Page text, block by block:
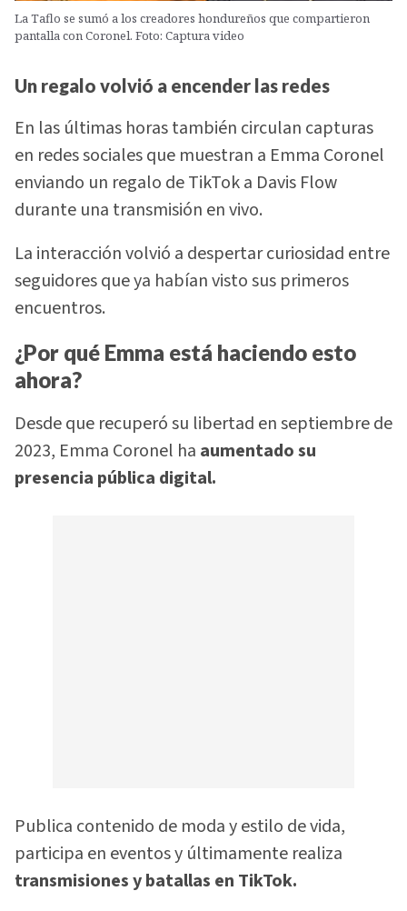
La Taflo se sumó a los creadores hondureños que compartieron
pantalla con Coronel. Foto: Captura video
Un regalo volvió a encender las redes
En las últimas horas también circulan capturas
en redes sociales que muestran a Emma Coronel
enviando un regalo de TikTok a Davis Flow
durante una transmisión en vivo.
La interacción volvió a despertar curiosidad entre
seguidores que ya habían visto sus primeros
encuentros.
¿Por qué Emma está haciendo esto
ahora?
Desde que recuperó su libertad en septiembre de
2023, Emma Coronel ha aumentado su
presencia pública digital.
Publica contenido de moda y estilo de vida,
participa en eventos y últimamente realiza
transmisiones y batallas en TikTok.